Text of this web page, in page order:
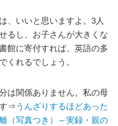
、いいと思いますよ。3人
るし、お子さんが大きくな
館に寄付すれば、英語の多
くれるでしょう。
は関係ありません。私の母
す⇒ うんざりするほどあった
（写真つき）～実録・親の